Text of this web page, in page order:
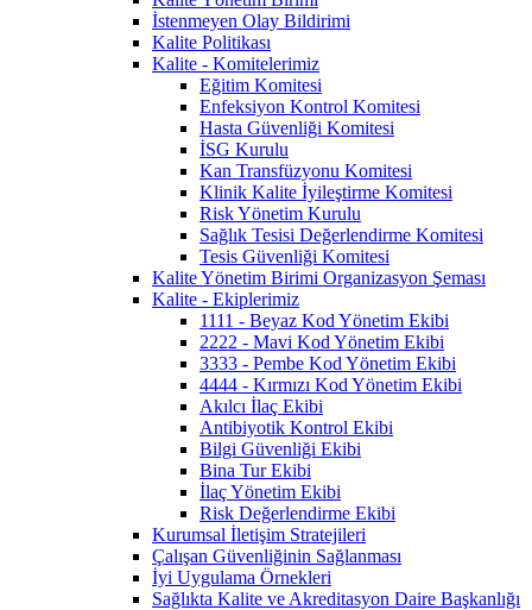
İstenmeyen Olay Bildirimi
Kalite Politikası
Kalite - Komitelerimiz
Eğitim Komitesi
Enfeksiyon Kontrol Komitesi
Hasta Güvenliği Komitesi
İSG Kurulu
Kan Transfüzyonu Komitesi
Klinik Kalite İyileştirme Komitesi
Risk Yönetim Kurulu
Sağlık Tesisi Değerlendirme Komitesi
Tesis Güvenliği Komitesi
Kalite Yönetim Birimi Organizasyon Şeması
Kalite - Ekiplerimiz
1111 - Beyaz Kod Yönetim Ekibi
2222 - Mavi Kod Yönetim Ekibi
3333 - Pembe Kod Yönetim Ekibi
4444 - Kırmızı Kod Yönetim Ekibi
Akılcı İlaç Ekibi
Antibiyotik Kontrol Ekibi
Bilgi Güvenliği Ekibi
Bina Tur Ekibi
İlaç Yönetim Ekibi
Risk Değerlendirme Ekibi
Kurumsal İletişim Stratejileri
Çalışan Güvenliğinin Sağlanması
İyi Uygulama Örnekleri
Sağlıkta Kalite ve Akreditasyon Daire Başkanlığı